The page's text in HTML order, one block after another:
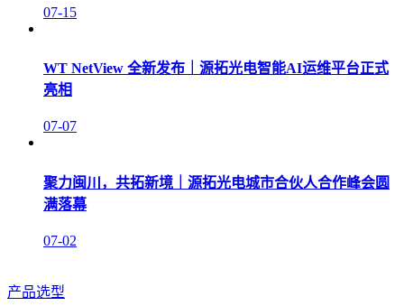
07-15
WT NetView 全新发布｜源拓光电智能AI运维平台正式
亮相
07-07
聚力闽川，共拓新境｜源拓光电城市合伙人合作峰会圆
满落幕
07-02
产品选型